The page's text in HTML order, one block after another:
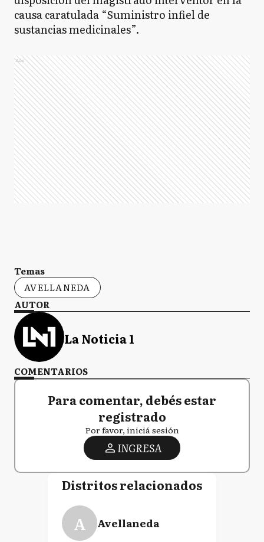
causa caratulada “Suministro infiel de
sustancias medicinales”.
Ads
Temas
AVELLANEDA
AUTOR
La Noticia 1
COMENTARIOS
Para comentar, debés estar
registrado
Por favor, iniciá sesión
INGRESA
Distritos relacionados
A Avellaneda